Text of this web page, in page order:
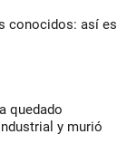
conocidos: así es
quedado
y murió